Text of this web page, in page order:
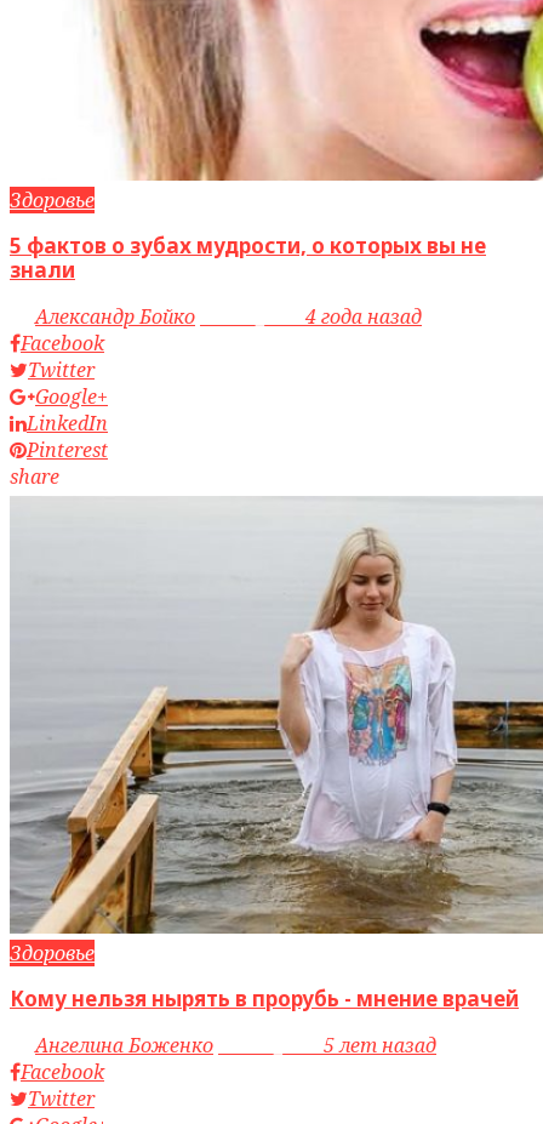
Здоровье
5 фактов о зубах мудрости, о которых вы не
знали
byАлександр Бойко
4 года назад
Facebook
Twitter
Google+
LinkedIn
Pinterest
share
Здоровье
Кому нельзя нырять в прорубь - мнение врачей
byАнгелина Боженко
5 лет назад
Facebook
Twitter